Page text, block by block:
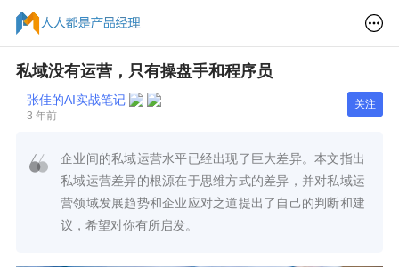
私域没有运营，只有操盘手和程序员
张佳的AI实战笔记
3 年前
关注
企业间的私域运营水平已经出现了巨大差异。本文指出
私域运营差异的根源在于思维方式的差异，并对私域运
营领域发展趋势和企业应对之道提出了自己的判断和建
议，希望对你有所启发。